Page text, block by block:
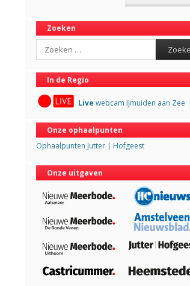
Zoeken
Search
In de Regio
Live webcam IJmuiden aan Zee
Onze ophaalpunten
Ophaalpunten Jutter | Hofgeest
Onze uitgaven